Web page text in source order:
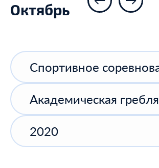
Октябрь
Академическая гребля
2020